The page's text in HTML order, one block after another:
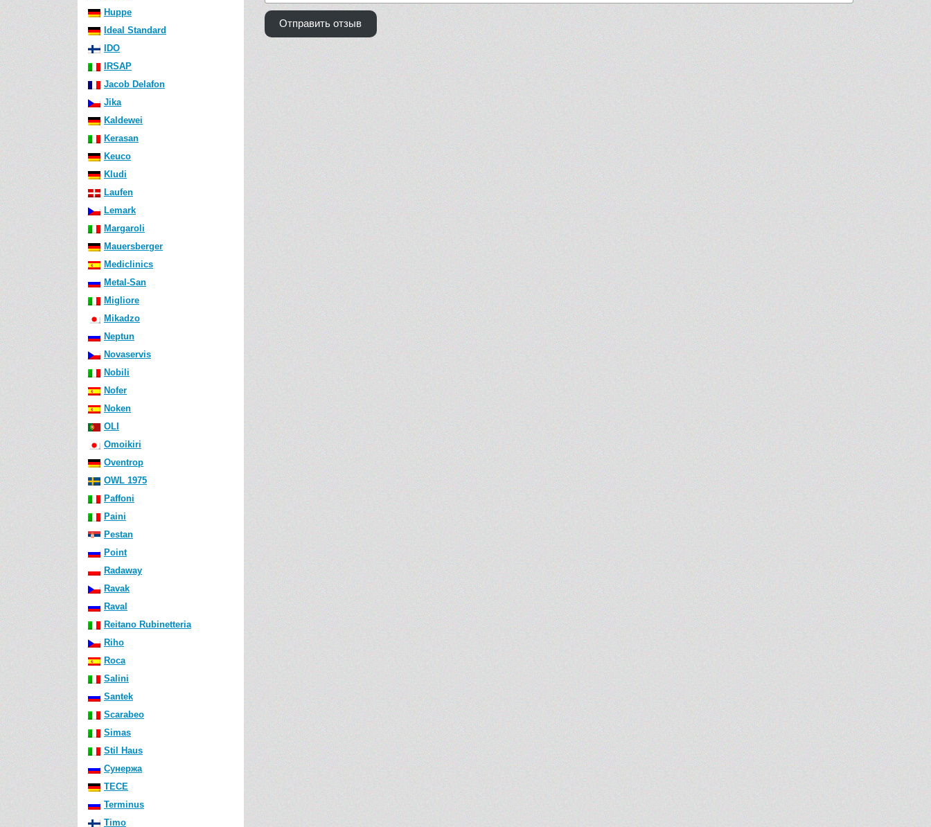
Huppe
Ideal Standard
IDO
IRSAP
Jacob Delafon
Jika
Kaldewei
Kerasan
Keuco
Kludi
Laufen
Lemark
Margaroli
Mauersberger
Mediclinics
Metal-San
Migliore
Mikadzo
Neptun
Novaservis
Nobili
Nofer
Noken
OLI
Omoikiri
Oventrop
OWL 1975
Paffoni
Paini
Pestan
Point
Radaway
Ravak
Raval
Reitano Rubinetteria
Riho
Roca
Salini
Santek
Scarabeo
Simas
Stil Haus
Сунержа
TECE
Terminus
Timo
Отправить отзыв